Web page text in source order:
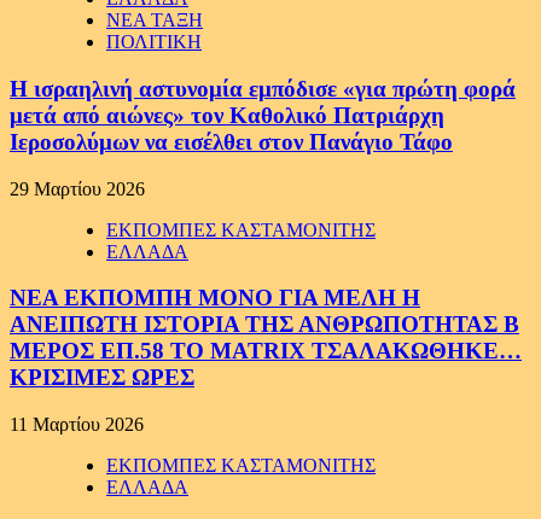
ΝΕΑ ΤΑΞΗ
ΠΟΛΙΤΙΚΗ
Η ισραηλινή αστυνομία εμπόδισε «για πρώτη φορά
μετά από αιώνες» τον Καθολικό Πατριάρχη
Ιεροσολύμων να εισέλθει στον Πανάγιο Τάφο
29 Μαρτίου 2026
ΕΚΠΟΜΠΕΣ ΚΑΣΤΑΜΟΝΙΤΗΣ
ΕΛΛΑΔΑ
ΝΕΑ ΕΚΠΟΜΠΗ ΜΟΝΟ ΓΙΑ ΜΕΛΗ Η
ΑΝΕΙΠΩΤΗ ΙΣΤΟΡΙΑ ΤΗΣ ΑΝΘΡΩΠΟΤΗΤΑΣ Β
ΜΕΡΟΣ ΕΠ.58 ΤΟ MATRIX ΤΣΑΛΑΚΩΘΗΚΕ…
ΚΡΙΣΙΜΕΣ ΩΡΕΣ
11 Μαρτίου 2026
ΕΚΠΟΜΠΕΣ ΚΑΣΤΑΜΟΝΙΤΗΣ
ΕΛΛΑΔΑ